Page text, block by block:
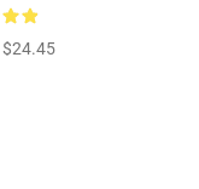
$24.45